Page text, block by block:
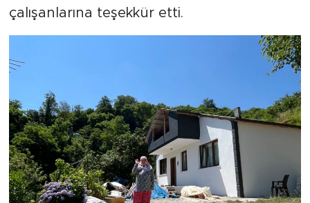
çalışanlarına teşekkür etti.